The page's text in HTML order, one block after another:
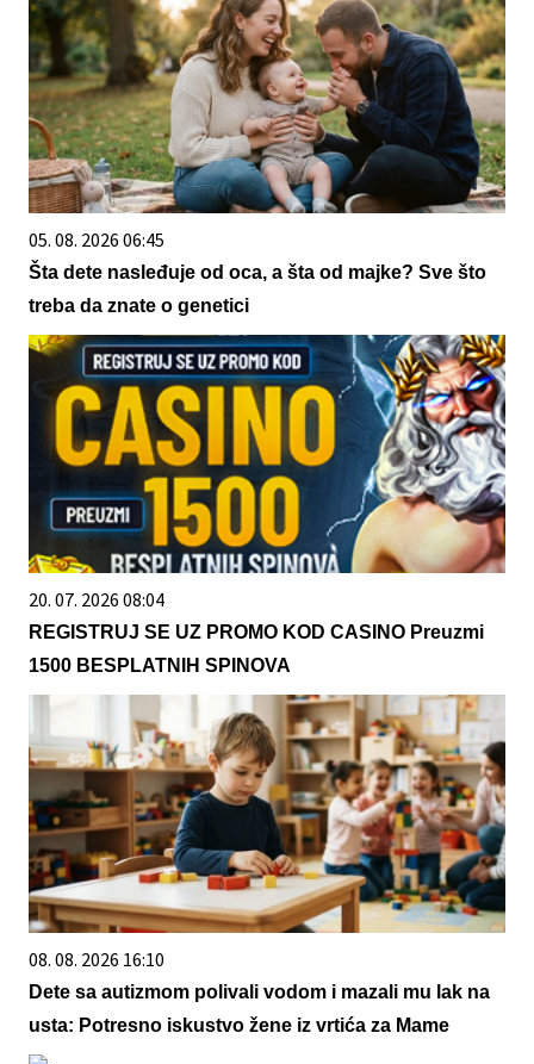
05. 08. 2026 06:45
Šta dete nasleđuje od oca, a šta od majke? Sve što
treba da znate o genetici
20. 07. 2026 08:04
REGISTRUJ SE UZ PROMO KOD CASINO Preuzmi
1500 BESPLATNIH SPINOVA
08. 08. 2026 16:10
Dete sa autizmom polivali vodom i mazali mu lak na
usta: Potresno iskustvo žene iz vrtića za Mame